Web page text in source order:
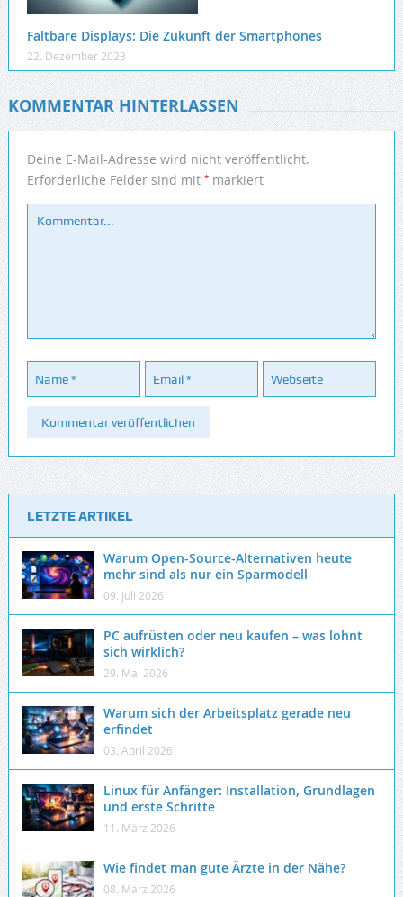
Faltbare Displays: Die Zukunft der Smartphones
22. Dezember 2023
KOMMENTAR HINTERLASSEN
Deine E-Mail-Adresse wird nicht veröffentlicht.
Erforderliche Felder sind mit *markiert
LETZTE ARTIKEL
Warum Open-Source-Alternativen heute
mehr sind als nur ein Sparmodell
09. Juli 2026
PC aufrüsten oder neu kaufen – was lohnt
sich wirklich?
29. Mai 2026
Warum sich der Arbeitsplatz gerade neu
erfindet
03. April 2026
Linux für Anfänger: Installation, Grundlagen
und erste Schritte
11. März 2026
Wie findet man gute Ärzte in der Nähe?
08. März 2026